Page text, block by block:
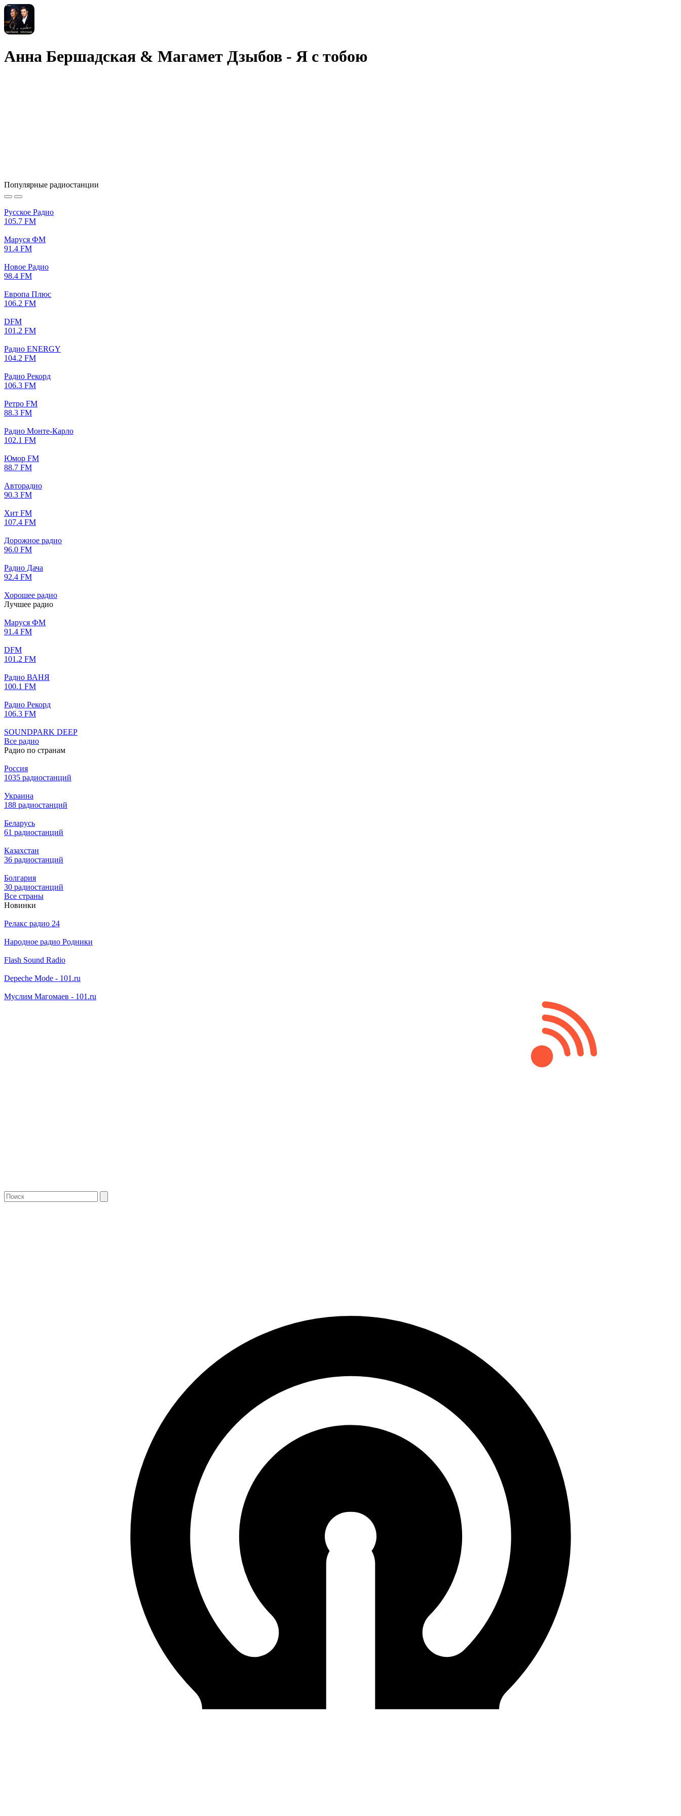
Анна Бершадская & Магамет Дзыбов - Я с тобою
Популярные радиостанции
Русское Радио
105.7 FM
Маруся ФМ
91.4 FM
Новое Радио
98.4 FM
Европа Плюс
106.2 FM
DFM
101.2 FM
Радио ENERGY
104.2 FM
Радио Рекорд
106.3 FM
Ретро FM
88.3 FM
Радио Монте-Карло
102.1 FM
Юмор FM
88.7 FM
Авторадио
90.3 FM
Хит FM
107.4 FM
Дорожное радио
96.0 FM
Радио Дача
92.4 FM
Хорошее радио
Лучшее радио
Маруся ФМ
91.4 FM
DFM
101.2 FM
Радио ВАНЯ
100.1 FM
Радио Рекорд
106.3 FM
SOUNDPARK DEEP
Все радио
Радио по странам
Россия
1035 радиостанций
Украина
188 радиостанций
Беларусь
61 радиостанций
Казахстан
36 радиостанций
Болгария
30 радиостанций
Все страны
Новинки
Релакс радио 24
Народное радио Родники
Flash Sound Radio
Depeche Mode - 101.ru
Муслим Магомаев - 101.ru